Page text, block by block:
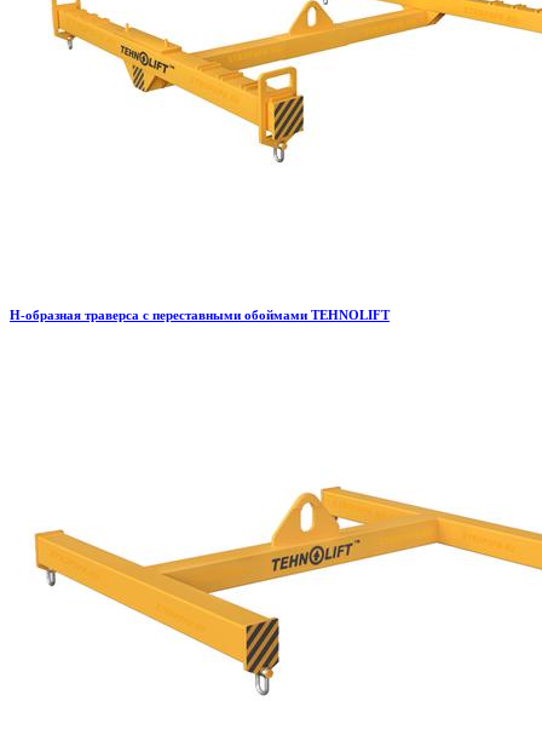
H-образная траверса с переставными обоймами TEHNOLIFT